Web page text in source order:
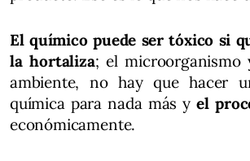
El químico puede ser tóxico si
la hortaliza; el microorganismo
ambiente, no hay que hacer
química para nada más y el
económicamente.